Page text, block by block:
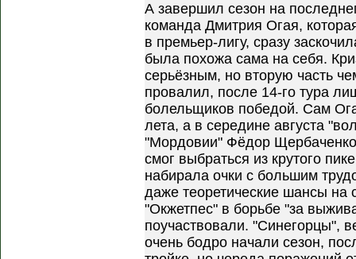
А завершил сезон на
команда Дмитрия Огая,
в премьер-лигу, сразу
была похожа сама на себя.
серьёзным, но вторую часть
провалил, после 14-го тура
болельщиков победой. Сам
лета, а в середине августа
"Мордовии" Фёдор
смог выбраться из крутого
набирала очки с большим
даже теоретические шансы на
"Окжетпес" в борьбе "за
поучаствовали.
очень бодро начали сезон,